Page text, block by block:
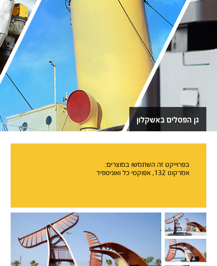
גן הפסלים באשקלון
בפרוייקט זה השתמשו במוצרים:
אמרקוט 132, אפוקסי כל ואוניספיד